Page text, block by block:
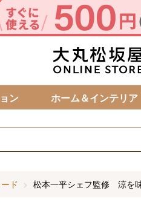
ン ホーム＆インテリア
ド 松本一平シェフ監修 涼を